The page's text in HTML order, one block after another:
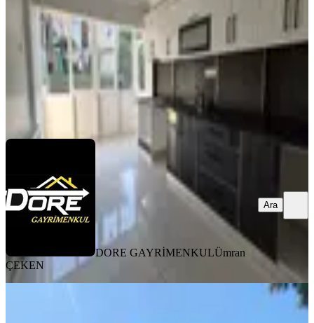
·1. Kat
25.000 ₺
DORE GAYRİMENKULÜmran ÇEKEN
DORE GAYRİMENKULÜmran
ÇEKEN
Ara